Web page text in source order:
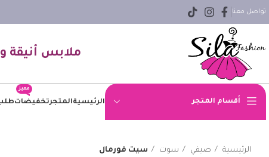
تواصل معنا
ملابس أنيقة
أقسام المتجر الرئيسيةالمتجرتخفيضات
مميز
الرئيسية صيفي سوت سيت فورمال